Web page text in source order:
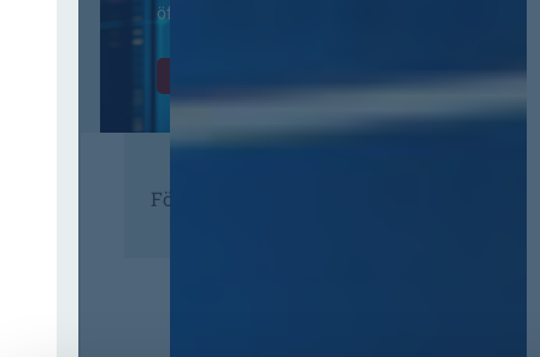
öffentlichen Verwaltung
Förderer